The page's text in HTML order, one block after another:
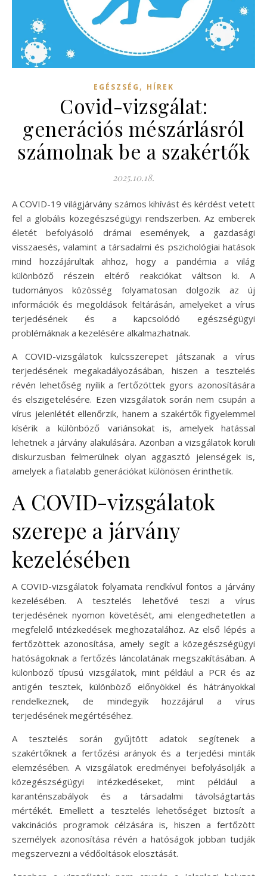
EGÉSZSÉG , HÍREK
Covid-vizsgálat:
generációs mészárlásról
számolnak be a szakértők
2025.10.18.
A COVID-19 világjárvány számos kihívást és kérdést vetett
fel a globális közegészségügyi rendszerben. Az emberek
életét befolyásoló drámai események, a gazdasági
visszaesés, valamint a társadalmi és pszichológiai hatások
mind hozzájárultak ahhoz, hogy a pandémia a világ
különböző részein eltérő reakciókat váltson ki. A
tudományos közösség folyamatosan dolgozik az új
információk és megoldások feltárásán, amelyeket a vírus
terjedésének és a kapcsolódó egészségügyi
problémáknak a kezelésére alkalmazhatnak.
A COVID-vizsgálatok kulcsszerepet játszanak a vírus
terjedésének megakadályozásában, hiszen a tesztelés
révén lehetőség nyílik a fertőzöttek gyors azonosítására
és elszigetelésére. Ezen vizsgálatok során nem csupán a
vírus jelenlétét ellenőrzik, hanem a szakértők figyelemmel
kísérik a különböző variánsokat is, amelyek hatással
lehetnek a járvány alakulására. Azonban a vizsgálatok körüli
diskurzusban felmerülnek olyan aggasztó jelenségek is,
amelyek a fiatalabb generációkat különösen érinthetik.
A COVID-vizsgálatok
szerepe a járvány
kezelésében
A COVID-vizsgálatok folyamata rendkívül fontos a járvány
kezelésében. A tesztelés lehetővé teszi a vírus
terjedésének nyomon követését, ami elengedhetetlen a
megfelelő intézkedések meghozatalához. Az első lépés a
fertőzöttek azonosítása, amely segít a közegészségügyi
hatóságoknak a fertőzés láncolatának megszakításában. A
különböző típusú vizsgálatok, mint például a PCR és az
antigén tesztek, különböző előnyökkel és hátrányokkal
rendelkeznek, de mindegyik hozzájárul a vírus
terjedésének megértéséhez.
A tesztelés során gyűjtött adatok segítenek a
szakértőknek a fertőzési arányok és a terjedési minták
elemzésében. A vizsgálatok eredményei befolyásolják a
közegészségügyi intézkedéseket, mint például a
karanténszabályok és a társadalmi távolságtartás
mértékét. Emellett a tesztelés lehetőséget biztosít a
vakcinációs programok célzására is, hiszen a fertőzött
személyek azonosítása révén a hatóságok jobban tudják
megszervezni a védőoltások elosztását.